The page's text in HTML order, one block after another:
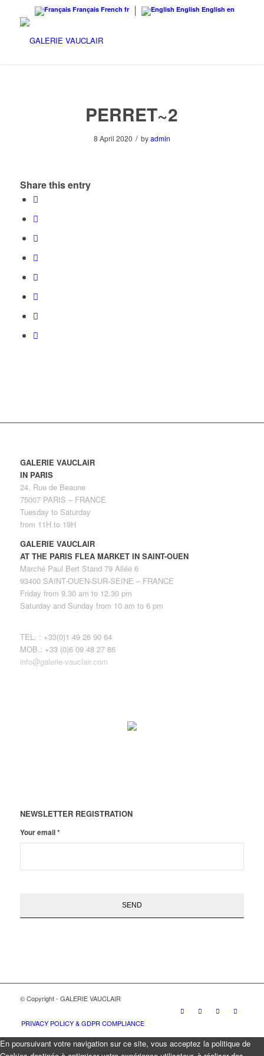
Français French fr English English en
PERRET~2
8 April 2020 / byadmin
Share this entry
GALERIE VAUCLAIR
IN PARIS
24, Rue de Beaune
75007 PARIS – FRANCE
Tuesday to Saturday
from 11H to 19H
GALERIE VAUCLAIR
AT THE PARIS FLEA MARKET IN SAINT-OUEN
Marché Paul Bert Stand 79 Allée 6
93400 SAINT-OUEN-SUR-SEINE – FRANCE
Friday from 9.30 am to 12.30 pm
Saturday and Sunday from 10 am to 6 pm
TEL. : +33(0)1 49 26 90 64
MOB.: +33 (0)6 09 48 27 86
info@galerie-vauclair.com
NEWSLETTER REGISTRATION
Your email*
© Copyright - GALERIE VAUCLAIR
PRIVACY POLICY & GDPR COMPLIANCE
En poursuivant votre navigation sur ce site, vous acceptez la politique de